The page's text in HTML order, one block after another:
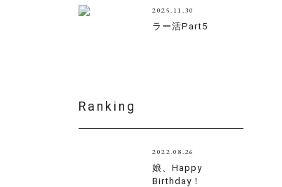
2025.11.30
ラー活Part5
Ranking
2022.08.26
娘、Happy
Birthday！